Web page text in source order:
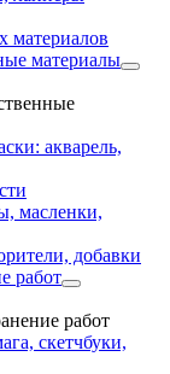
материалов
материалы
акварель,
масленки,
добавки
работ
работ
скетчбуки,